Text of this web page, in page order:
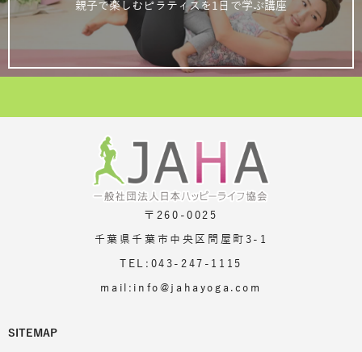
親子で楽しむピラティスを1日で学ぶ講座
〒260-0025
千葉県千葉市中央区問屋町3-1
TEL:043-247-1115
mail:info@jahayoga.com
SITEMAP